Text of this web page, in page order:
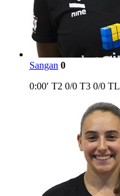
Sangan 0
0:00′ T2 0/0 T3 0/0 TL